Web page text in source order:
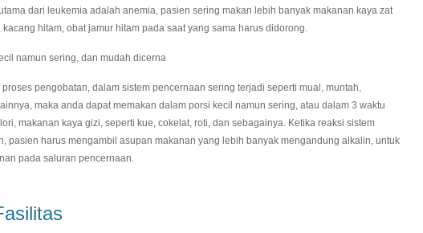
dari leukemia adalah anemia, pasien sering makan lebih banyak makanan kaya zat
hitam, obat jamur hitam pada saat yang sama harus didorong.
namun sering, dan mudah dicerna
pengobatan, dalam sistem pencernaan sering terjadi seperti mual, muntah,
maka anda dapat memakan dalam porsi kecil namun sering, atau dalam 3 waktu
makanan kaya gizi, seperti kue, cokelat, roti, dan sebagainya. Ketika reaksi sistem
pasien harus mengambil asupan makanan yang lebih banyak mengandung alkalin, untuk
pada saluran pencernaan.